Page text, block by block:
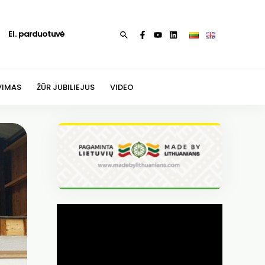
El. parduotuvė Paieška
ŽŪR JUBILIEJUS VIDEO